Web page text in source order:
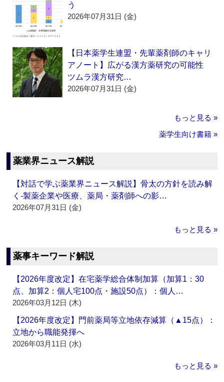
う
2026年07月31日 (金)
【日本薬学生連盟・先輩薬剤師のキャリ
アノート】広がる漢方薬研究の可能性
ツムラ漢方研究…
2026年07月31日 (金)
もっと見る »
薬学生向け書籍 »
薬業界ニュース解説
【対話で学ぶ薬業界ニュース解説】骨太の方針を読み解
く‐製薬企業や医療、薬局・薬剤師への影…
2026年07月31日 (金)
もっと見る »
薬事キーワード解説
【2026年度改定】在宅薬学総合体制加算（加算1：30
点、加算2：個人宅100点・施設50点）：個人…
2026年03月12日 (木)
【2026年度改定】門前薬局等立地依存減算（▲15点）：
立地から職能発揮へ
2026年03月11日 (水)
もっと見る »